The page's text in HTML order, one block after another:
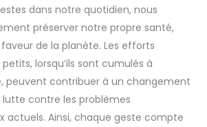
dans notre quotidien, nous
préserver notre propre santé,
de la planète. Les efforts
lorsqu’ils sont cumulés à
peuvent contribuer à un changement
contre les problèmes
actuels. Ainsi, chaque geste compte